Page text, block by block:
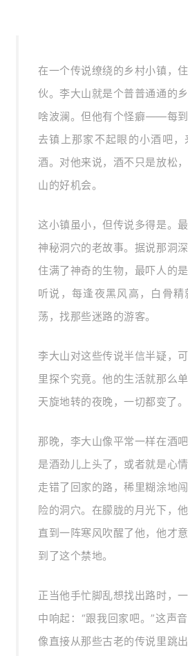
在一个传说缭绕的乡村小镇，
伙。李大山就是个普普通通的
啥波澜。但他有个怪癖——每
去镇上那家不起眼的小酒吧
酒。对他来说，酒不只是放松
山的好机会。
这小镇虽小，但传说多得是。
神秘洞穴的老故事。据说那洞
住满了神奇的生物，最吓人的
听说，每逢夜黑风高，白骨
荡，找那些迷路的游客。
李大山对这些传说半信半疑，
里探个究竟。他的生活就那么
天旋地转的夜晚，一切都变了。
那晚，李大山像平常一样在酒
是酒劲儿上头了，或者就是心
走错了回家的路，稀里糊涂地
险的洞穴。在朦胧的月光下，
直到一阵寒风吹醒了他，他才
到了这个禁地。
正当他手忙脚乱想找出路时，
中响起：“跟我回家吧。”这声
像直接从那些古老的传说里跳